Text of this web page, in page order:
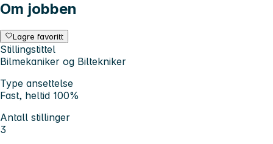
Om jobben
Lagre favoritt
Stillingstittel
Bilmekaniker og Biltekniker
Type ansettelse
Fast, heltid 100%
Antall stillinger
3